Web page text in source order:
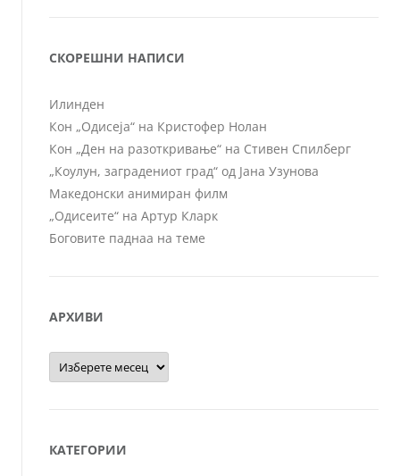
СКОРЕШНИ НАПИСИ
Илинден
Кон „Одисеја“ на Кристофер Нолан
Кон „Ден на разоткривање“ на Стивен Спилберг
„Коулун, заградениот град“ од Јана Узунова
Македонски анимиран филм
„Одисеите“ на Артур Кларк
Боговите паднаа на теме
АРХИВИ
Архиви
КАТЕГОРИИ